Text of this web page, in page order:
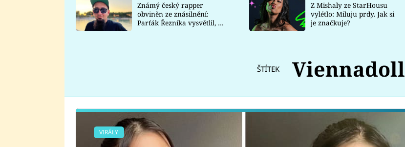
Známý český rapper
obviněn ze znásilnění:
Parťák Řezníka vysvětlil, co
Z Mishaly ze StarHousu
vylétlo: Miluju prdy. Jak si
je značkuje?
ŠTÍTEK Viennadoll
VIRÁLY